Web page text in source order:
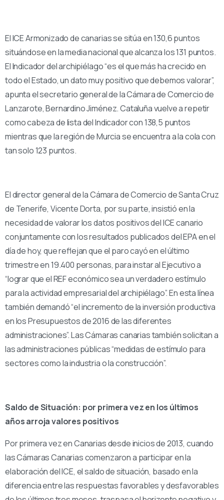
El ICE Armonizado de canarias se sitúa en 130,6 puntos
situándose en la media nacional que alcanza los 131 puntos.
El Indicador del archipiélago “es el que más ha crecido en
todo el Estado, un dato muy positivo que debemos valorar”,
apunta el secretario general de la Cámara de Comercio de
Lanzarote, Bernardino Jiménez. Cataluña vuelve a repetir
como cabeza de lista del Indicador con 138,5 puntos
mientras que la región de Murcia se encuentra a la cola con
tan solo 123 puntos.
El director general de la Cámara de Comercio de Santa Cruz
de Tenerife, Vicente Dorta, por su parte, insistió en la
necesidad de valorar los datos positivos del ICE canario
conjuntamente con los resultados publicados del EPA en el
día de hoy, que reflejan que el paro cayó en el último
trimestre en 19.400 personas, para instar al Ejecutivo a
“lograr que el REF económico sea un verdadero estímulo
para la actividad empresarial del archipiélago”. En esta línea
también demandó “el incremento de la inversión productiva
en los Presupuestos de 2016 de las diferentes
administraciones”. Las Cámaras canarias también solicitan a
las administraciones públicas “medidas de estímulo para
sectores como la industria o la construcción”.
Saldo de Situación: por primera vez en los últimos
años arroja valores positivos
Por primera vez en Canarias desde inicios de 2013, cuando
las Cámaras Canarias comenzaron a participar en la
elaboración del ICE, el saldo de situación, basado en la
diferencia entre las respuestas favorables y desfavorables